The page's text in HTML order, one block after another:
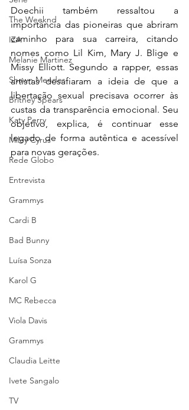
The Weeknd
IZA
Melanie Martinez
Shawn Mendes
Britney Spears
Katy Perry
Miley Cyrus
Rede Globo
Entrevista
Grammys
Cardi B
Bad Bunny
Luísa Sonza
Karol G
MC Rebecca
Viola Davis
Grammys
Claudia Leitte
Ivete Sangalo
TV
Doechii também ressaltou a
importância das pioneiras que abriram
caminho para sua carreira, citando
nomes como Lil Kim, Mary J. Blige e
Missy Elliott. Segundo a rapper, essas
artistas desafiaram a ideia de que a
libertação sexual precisava ocorrer às
custas da transparência emocional. Seu
objetivo, explica, é continuar esse
legado de forma autêntica e acessível
para novas gerações.